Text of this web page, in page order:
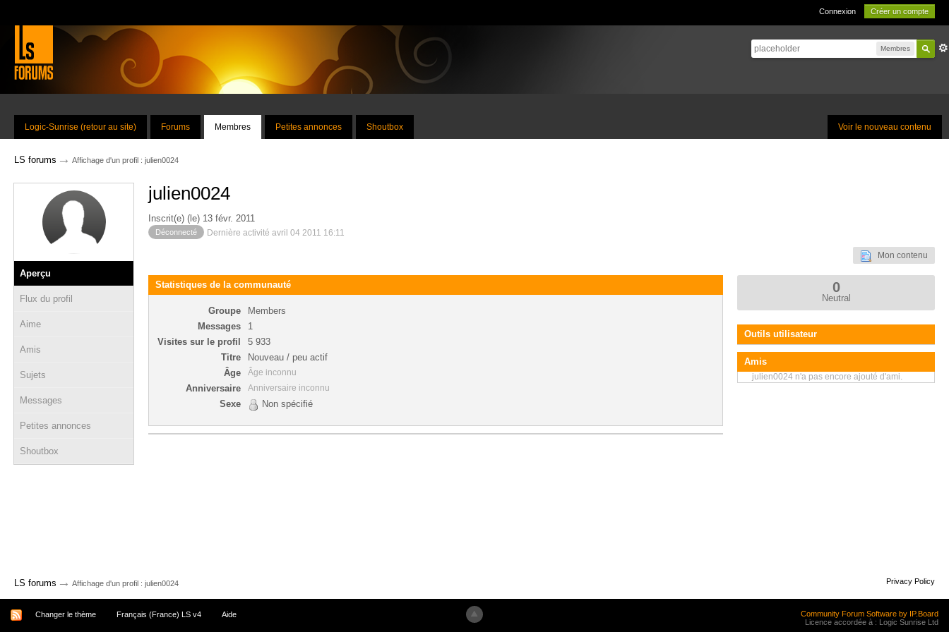
Connexion Créer un compte
Membres
Voir le nouveau contenu
Logic-Sunrise (retour au site) Forums Membres Petites annonces Shoutbox
LS forums → Affichage d'un profil : julien0024
Aperçu
Flux du profil
Aime
Amis
Sujets
Messages
Petites annonces
Shoutbox
julien0024
Inscrit(e) (le) 13 févr. 2011
Déconnecté Dernière activité avril 04 2011 16:11
Mon contenu
Statistiques de la communauté
Groupe
Members
Messages
1
Visites sur le profil
5 933
Titre
Nouveau / peu actif
Âge
Âge inconnu
Anniversaire Anniversaire inconnu
Sexe Non spécifié
0
Neutral
Outils utilisateur
Amis
julien0024 n'a pas encore ajouté d'ami.
LS forums → Affichage d'un profil : julien0024 Privacy Policy
Changer le thème Français (France) LS v4 Aide
Community Forum Software by IP.Board
Licence accordée à : Logic Sunrise Ltd